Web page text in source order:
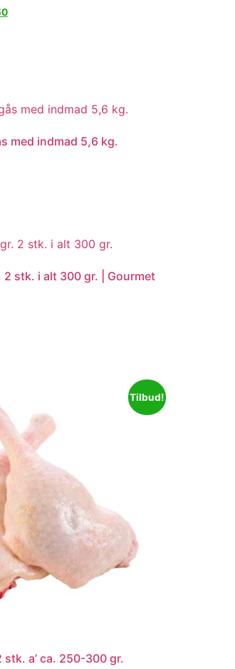
med indmad 5,6 kg.
2 stk. i alt 300 gr. | Gourmet
Tilbud!
stk. a’ ca. 250-300 gr.